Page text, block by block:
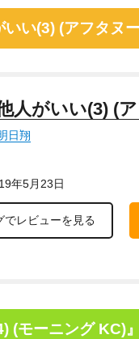
い(3) (アフタヌー
人がいい(3) (
日翔
年5月23日
でレビューを見る
(モーニング KC)』